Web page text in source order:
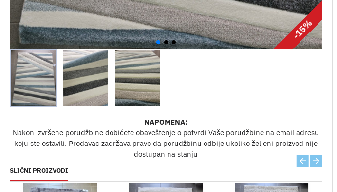
-15%
SLIČNI PROIZVODI
NAPOMENA:
Nakon izvršene porudžbine dobićete obaveštenje o potvrdi Vaše porudžbine na email adresu
koju ste ostavili. Prodavac zadržava pravo da porudžbinu odbije ukoliko željeni proizvod nije
dostupan na stanju